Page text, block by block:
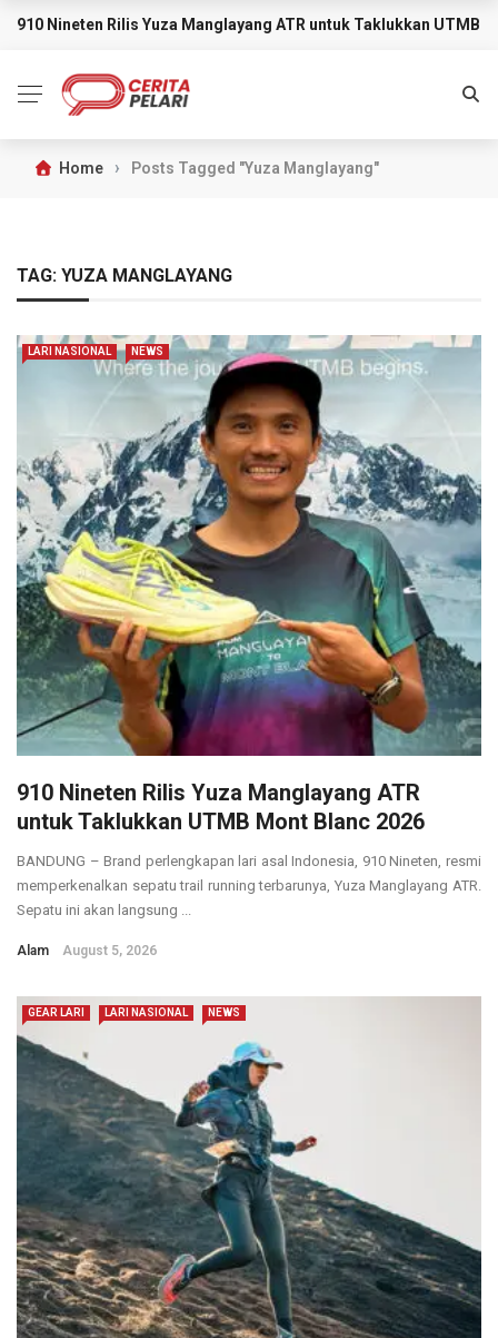
BREAKING NEWS
910 Nineten Rilis Yuza Manglayang ATR untuk Taklukkan UTMB
Home › Posts Tagged "Yuza Manglayang"
TAG: YUZA MANGLAYANG
LARI NASIONAL NEWS
910 Nineten Rilis Yuza Manglayang ATR
untuk Taklukkan UTMB Mont Blanc 2026
BANDUNG – Brand perlengkapan lari asal Indonesia, 910 Nineten, resmi
memperkenalkan sepatu trail running terbarunya, Yuza Manglayang ATR.
Sepatu ini akan langsung ...
Alam August 5, 2026
GEAR LARI LARI NASIONAL NEWS